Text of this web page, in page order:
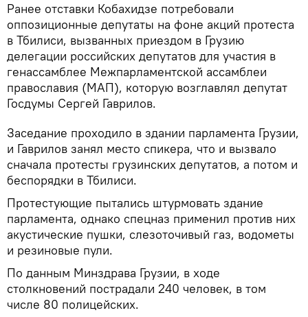
Ранее отставки Кобахидзе потребовали
оппозиционные депутаты на фоне акций протеста
в Тбилиси, вызванных приездом в Грузию
делегации российских депутатов для участия в
генассамблее Межпарламентской ассамблеи
православия (МАП), которую возглавлял депутат
Госдумы Сергей Гаврилов.
Заседание проходило в здании парламента Грузии,
и Гаврилов занял место спикера, что и вызвало
сначала протесты грузинских депутатов, а потом и
беспорядки в Тбилиси.
Протестующие пытались штурмовать здание
парламента, однако спецназ применил против них
акустические пушки, слезоточивый газ, водометы
и резиновые пули.
По данным Минздрава Грузии, в ходе
столкновений пострадали 240 человек, в том
числе 80 полицейских.